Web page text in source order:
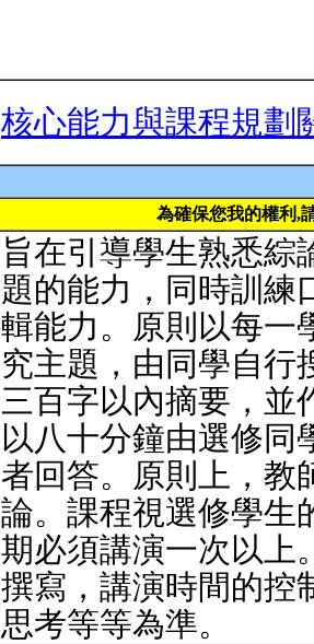
核心能力與課程規劃
為確保您我的權利,
旨在引導學生熟悉綜
題的能力，同時訓練
輯能力。原則以每一
究主題，由同學自行
三百字以內摘要，並
以八十分鐘由選修同
者回答。原則上，教
論。課程視選修學生
期必須講演一次以上
撰寫，講演時間的控
思考等等為準。